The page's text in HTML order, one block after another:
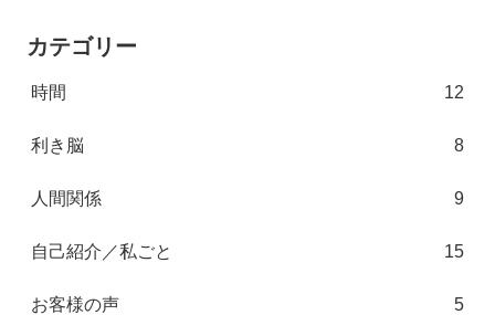
カテゴリー
時間 12
利き脳 8
人間関係 9
自己紹介／私ごと 15
お客様の声 5